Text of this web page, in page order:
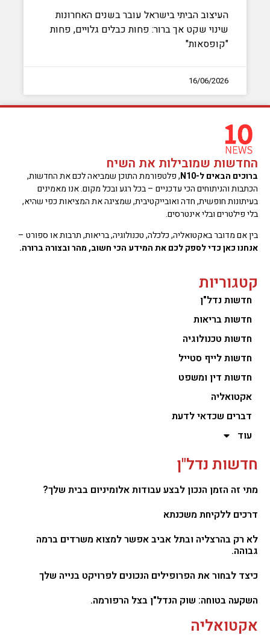
העיצוב הביתי בישראל עובר בשנים האחרונות
שינוי שקט אך ברור: פחות כבלים גלויים, פחות
"קופסאות"
16/06/2026
החדשות שמובילות את השיח
ברוכים הבאים ל-N10
, פלטפורמת התוכן שמביאה לכם את החדשות,
הכתבות והניתוחים הכי עדכניים – בכל רגע ובכל מקום. אנו מאמינים
בעיתונות חופשית, חדה ואובייקטיבית, שמציגה את המציאות כפי שהיא,
בלי פילטרים ובלי אינטרסים.
בין אם מדובר באקטואליה, כלכלה, טכנולוגיה, בריאות, תרבות או ספורט –
אנחנו כאן כדי לספק לכם את המידע הכי חשוב, מהר ובצורה ברורה.
קטגוריות
חדשות נדל"ן
חדשות בריאות
חדשות טכנולוגיה
חדשות לייף סטייל
חדשות דין ומשפט
אקטואליה
דברים שכדאי לדעת
עוד
חדשות נדל"ן
מתי זה הזמן הנכון לבצע עבודות אלומיניום בבית שלך?
דרכים ללקיחת משכנתא
לא רק בהרצליה ובתל אביב אפשר למצוא משרדים ברמה
גבוהה.
כיצד לבחור את הפרופילים הנכונים לפרויקט בנייה שלך
השקעה בטוחה: שוק הנדל"ן בצל הרפורמה.
אקטואליה